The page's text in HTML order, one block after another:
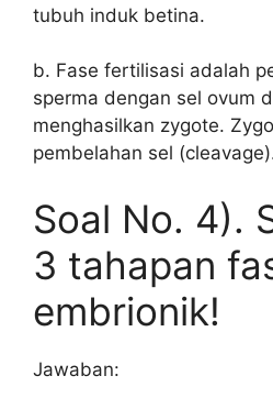
tubuh induk betina.
b. Fase fertilisasi adalah
sperma dengan sel ovum
menghasilkan zygote.
pembelahan sel
Soal No. 4).
3 tahapan
embrionik!
Jawaban: